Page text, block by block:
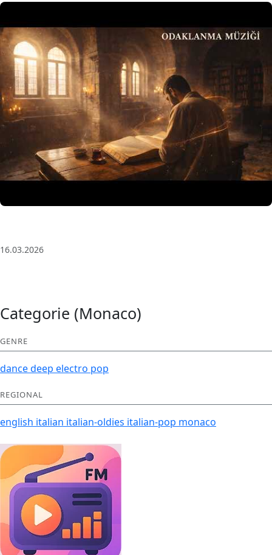
16.03.2026
Categorie (Monaco)
GENRE
dancedeep electro pop
REGIONAL
english italian italian-oldies italian-pop monaco